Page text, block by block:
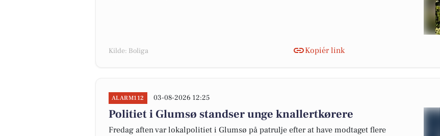
Kilde: Boliga Kopiér link
ALARM112 03-08-2026 12:25
Politiet i Glumsø standser unge knallertkørere
Fredag aften var lokalpolitiet i Glumsø på patrulje efter at have modtaget flere